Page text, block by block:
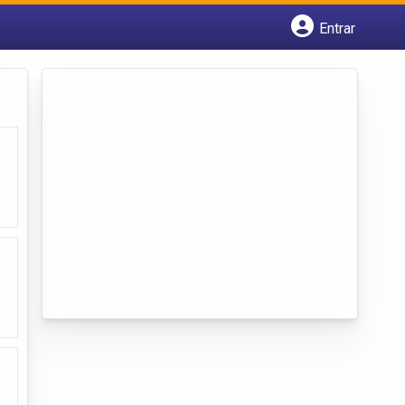
Entrar